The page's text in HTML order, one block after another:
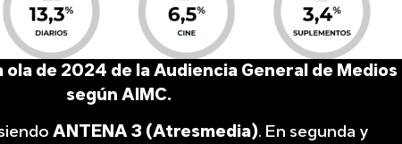
ola de 2024 de la Audiencia General de Medios
según AIMC.
ANTENA 3 (Atresmedia). En segunda y